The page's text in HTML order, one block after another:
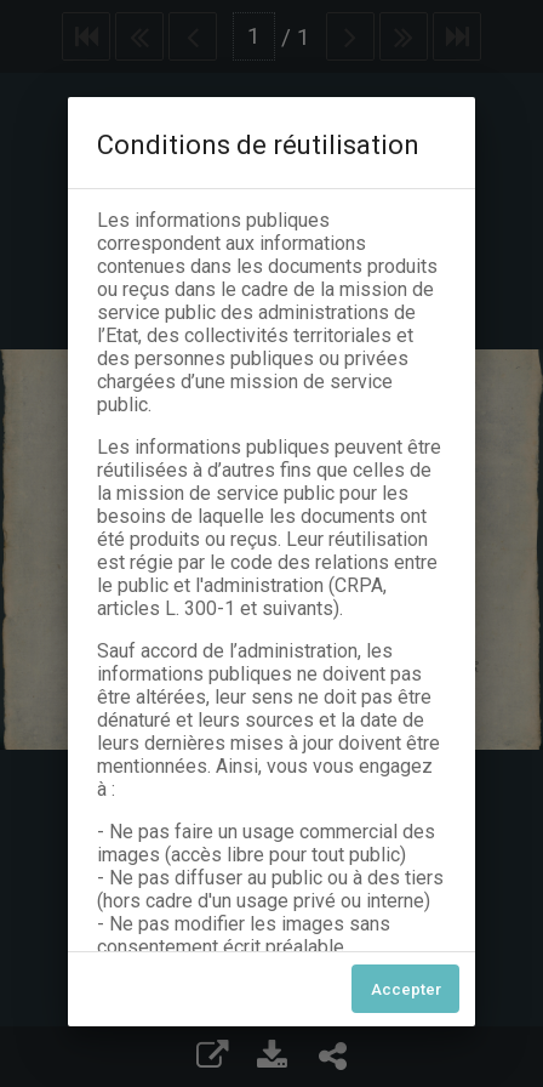
/ 1
Conditions de réutilisation
Les informations publiques
correspondent aux informations
contenues dans les documents produits
ou reçus dans le cadre de la mission de
service public des administrations de
l’Etat, des collectivités territoriales et
des personnes publiques ou privées
chargées d’une mission de service
public.
Les informations publiques peuvent être
réutilisées à d’autres fins que celles de
la mission de service public pour les
besoins de laquelle les documents ont
été produits ou reçus. Leur réutilisation
est régie par le code des relations entre
le public et l'administration (CRPA,
articles L. 300-1 et suivants).
Sauf accord de l’administration, les
informations publiques ne doivent pas
être altérées, leur sens ne doit pas être
dénaturé et leurs sources et la date de
leurs dernières mises à jour doivent être
mentionnées. Ainsi, vous vous engagez
à :
- Ne pas faire un usage commercial des
images (accès libre pour tout public)
- Ne pas diffuser au public ou à des tiers
(hors cadre d'un usage privé ou interne)
- Ne pas modifier les images sans
consentement écrit préalable
Dans le cas contraire, nous vous invitons
à nous contacter afin de solliciter le type
de Licence souhaitée parmi celles
proposées et le cas échéant, acquitter